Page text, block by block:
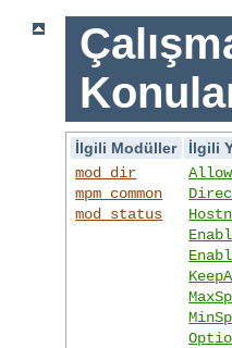
İlgili Modüller
İlgili
mod_dir
mpm_common
mod_status